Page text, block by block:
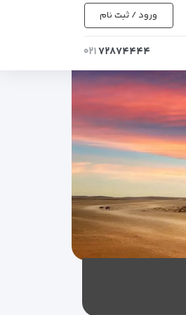
ورود / ثبت نام
۷۲۸۷۴۴۴۴۰۲۱